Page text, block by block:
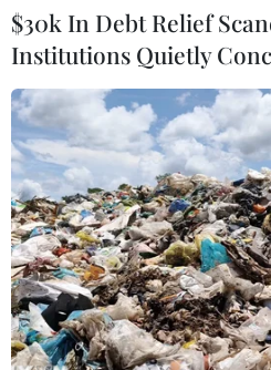
$30k In Debt Relief
Institutions Quietly